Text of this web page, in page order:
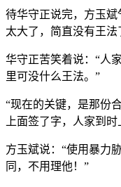
待华守正说完，方玉
太大了，简直没有王法
华守正苦笑着说：“人
里可没什么王法。”
“现在的关键，是那份
上面签了字，人家到
方玉斌说：“使用暴力
同，不用理他！”